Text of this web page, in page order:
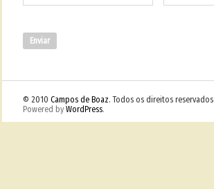
© 2010 Campos de Boaz. Todos os direitos reservados
Powered by WordPress.